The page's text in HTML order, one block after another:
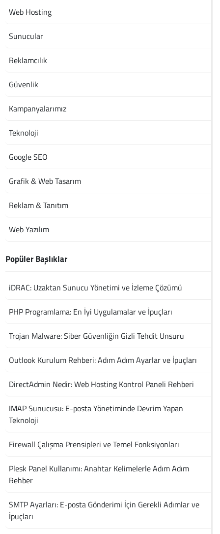
Web Hosting
Sunucular
Reklamcılık
Güvenlik
Kampanyalarımız
Teknoloji
Google SEO
Grafik & Web Tasarım
Reklam & Tanıtım
Web Yazılım
Popüler Başlıklar
iDRAC: Uzaktan Sunucu Yönetimi ve İzleme Çözümü
PHP Programlama: En İyi Uygulamalar ve İpuçları
Trojan Malware: Siber Güvenliğin Gizli Tehdit Unsuru
Outlook Kurulum Rehberi: Adım Adım Ayarlar ve İpuçları
DirectAdmin Nedir: Web Hosting Kontrol Paneli Rehberi
IMAP Sunucusu: E-posta Yönetiminde Devrim Yapan
Teknoloji
Firewall Çalışma Prensipleri ve Temel Fonksiyonları
Plesk Panel Kullanımı: Anahtar Kelimelerle Adım Adım
Rehber
SMTP Ayarları: E-posta Gönderimi İçin Gerekli Adımlar ve
İpuçları